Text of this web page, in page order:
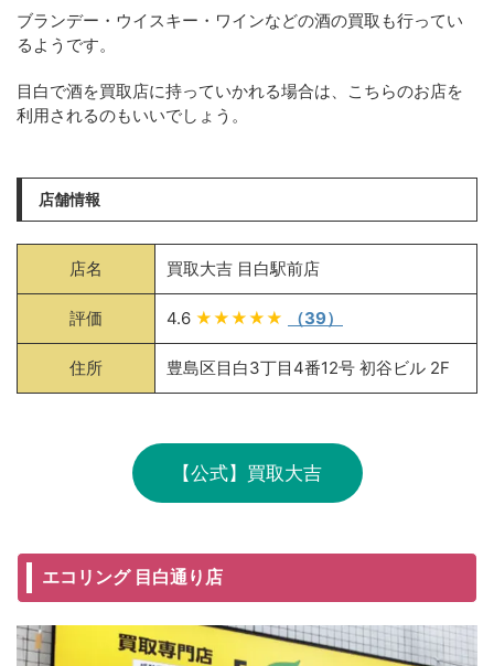
ブランデー・ウイスキー・ワインなどの酒の買取も行ってい
るようです。
目白で酒を買取店に持っていかれる場合は、こちらのお店を
利用されるのもいいでしょう。
店舗情報
店名 買取大吉 目白駅前店
評価 4.6 ★★★★★ （39）
住所 豊島区目白3丁目4番12号 初谷ビル 2F
【公式】買取大吉
エコリング 目白通り店